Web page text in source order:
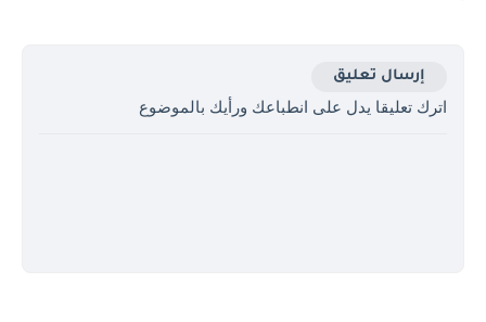
إرسال تعليق
اترك تعليقا يدل على انطباعك ورأيك بالموضوع